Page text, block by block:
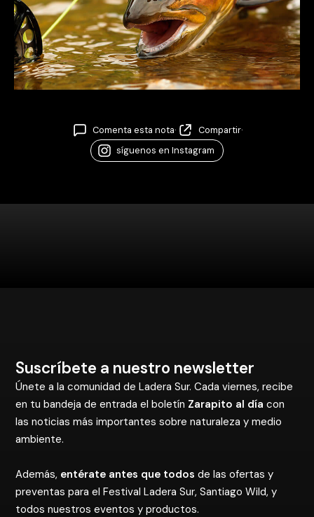
Comenta esta nota· Compartir·
síguenos en Instagram
Suscríbete a nuestro newsletter
Únete a la comunidad de Ladera Sur. Cada viernes, recibe
en tu bandeja de entrada el boletín Zarapito al día con
las noticias más importantes sobre naturaleza y medio
ambiente.
Además, entérate antes que todos de las ofertas y
preventas para el Festival Ladera Sur, Santiago Wild, y
todos nuestros eventos y productos.